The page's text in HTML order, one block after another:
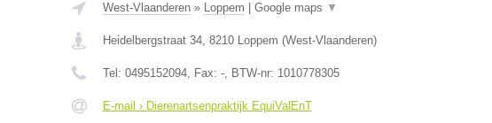
West-Vlaanderen» Loppem Google maps ▼
Heidelbergstraat 34, 8210 Loppem (West-Vlaanderen)
Tel: 0495152094, Fax: -, BTW-nr: 1010778305
E-mail › Dierenartsenpraktijk EquiValEnT